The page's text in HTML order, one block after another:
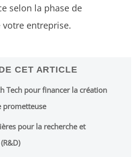
selon la phase de
entreprise.
CET ARTICLE
Tech pour financer la création
prometteuse
pour la recherche et